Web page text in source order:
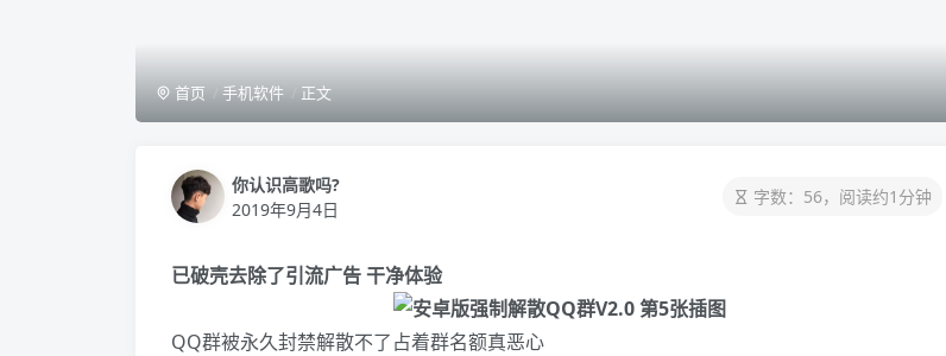
首页 手机软件 正文
你认识高歌吗?
2019年9月4日
字数：56，阅读约1分钟
已破壳去除了引流广告 干净体验
QQ群被永久封禁解散不了占着群名额真恶心